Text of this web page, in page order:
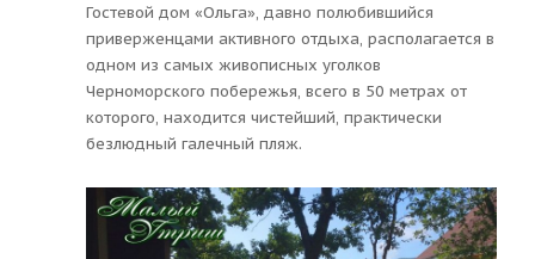
Гостевой дом «Ольга», давно полюбившийся
приверженцами активного отдыха, располагается в
одном из самых живописных уголков
Черноморского побережья, всего в 50 метрах от
которого, находится чистейший, практически
безлюдный галечный пляж.